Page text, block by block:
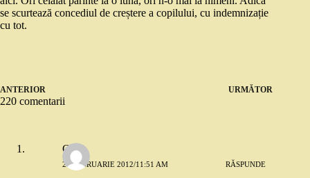
se scurtează concediul de creștere a copilului, cu indemnizație
cu tot.
ANTERIOR URMĂTOR
220 comentarii
C.
20 FEBRUARIE 2012/11:51 AM RĂSPUNDE